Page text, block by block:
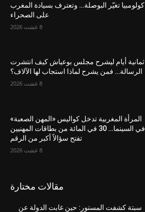
كولومبيا تغيّر البوصلة… وتعترف بسيادة المغرب
على الصحراء
8 غشت 2026
ثمانية أيام ليشرح مجلس بوعياش كيف انتشرت
الرسالة… فمن يشرح لماذا استجاب لها الآلاف؟
8 غشت 2026
المرأة المغربية تدخل كواليس «المهن الصعبة»
في السينما… 30 في المائة من بطاقات المهنيين
تفتح سؤالاً أكبر من الرقم
8 غشت 2026
مقالات مختارة
سبتة كشفت المستور: حين غابت الدولة عن